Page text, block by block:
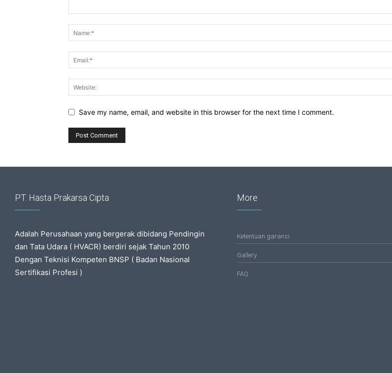
Save my name, email, and website in this browser for the next time I comment.
PT. Hasta Prakarsa Cipta
Adalah Perusahaan yang bergerak dibidang Pendingin
dan Tata Udara ( HVACR) berdiri sejak Tahun 2010
Dengan Teknisi Kompeten BNSP ( Badan Nasional
Sertifikasi Profesi )
More
Ketentuan garansi
Gallery
FAQ